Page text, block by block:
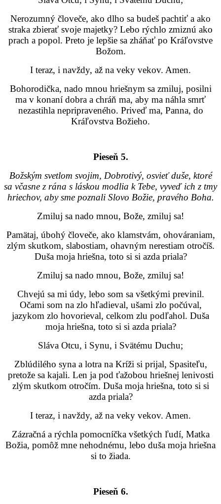
Nerozumný človeče, ako dlho sa budeš pachtiť a ako
straka zbierať svoje majetky? Lebo rýchlo zmiznú ako
prach a popol. Preto je lepšie sa zháňať po Kráľovstve
Božom.
I teraz, i navždy, až na veky vekov. Amen.
Bohorodička, nado mnou hriešnym sa zmiluj, posilni
ma v konaní dobra a chráň ma, aby ma náhla smrť
nezastihla nepripraveného. Priveď ma, Panna, do
Kráľovstva Božieho.
Pieseň 5.
Božským svetlom svojim, Dobrotivý, osvieť duše, ktoré
sa včasne z rána s láskou modlia k Tebe, vyveď ich z tmy
hriechov, aby sme poznali Slovo Božie, pravého Boha.
Zmiluj sa nado mnou, Bože, zmiluj sa!
Pamätaj, úbohý človeče, ako klamstvám, ohováraniam,
zlým skutkom, slabostiam, ohavným nerestiam otročíš.
Duša moja hriešna, toto si si azda priala?
Zmiluj sa nado mnou, Bože, zmiluj sa!
Chvejú sa mi údy, lebo som sa všetkými previnil.
Očami som na zlo hľadieval, ušami zlo počúval,
jazykom zlo hovorieval, celkom zlu podľahol. Duša
moja hriešna, toto si si azda priala?
Sláva Otcu, i Synu, i Svätému Duchu;
Zblúdilého syna a lotra na Kríži si prijal, Spasiteľu,
pretože sa kajali. Len ja pod ťažobou hriešnej lenivosti
zlým skutkom otročím. Duša moja hriešna, toto si si
azda priala?
I teraz, i navždy, až na veky vekov. Amen.
Zázračná a rýchla pomocníčka všetkých ľudí, Matka
Božia, pomôž mne nehodnému, lebo duša moja hriešna
si to žiada.
Pieseň 6.